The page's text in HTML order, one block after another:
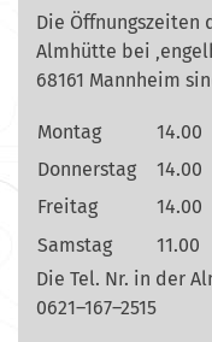
Die Öffnungszeiten
Almhütte bei
68161 Mannheim
Montag 14.00
Donnerstag
14.00
Freitag
14.00
Samstag
11.00
Die Tel. Nr. in der
0621–167–2515